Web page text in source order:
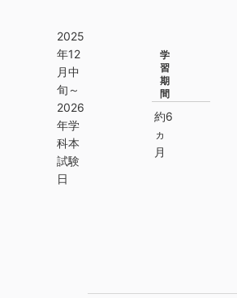
2025
年12
月中
旬～
2026
年学
科本
試験
日
学
習
期
間
約6
ヵ
月